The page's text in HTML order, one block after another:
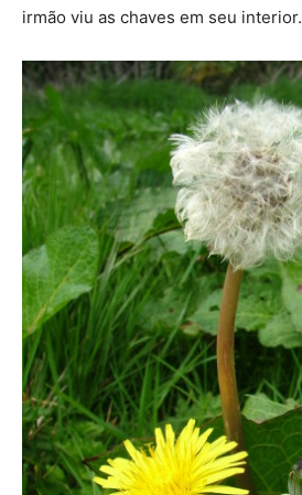
irmão viu as chaves em seu interior.